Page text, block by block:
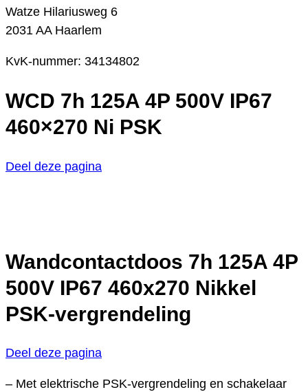
Watze Hilariusweg 6
2031 AA Haarlem
KvK-nummer: 34134802
WCD 7h 125A 4P 500V IP67
460×270 Ni PSK
Deel deze pagina
Wandcontactdoos 7h 125A 4P
500V IP67 460x270 Nikkel
PSK-vergrendeling
Deel deze pagina
– Met elektrische PSK-vergrendeling en schakelaar